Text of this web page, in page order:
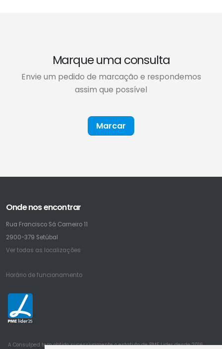
Marque uma consulta
Envie um pedido de marcação e respondemos
assim que possível
Marcar
Onde nos encontrar
Rua Francisco Sá Carneiro 11
2900-379 Setúbal
Ver todas as localizações
Horário de funcionamento
25
A Consulped tem obtido sucessivamente o estatuto de PME Lider desde 2016